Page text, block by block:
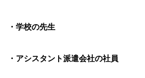
・学校の先生
・アシスタント派遣会社の社員